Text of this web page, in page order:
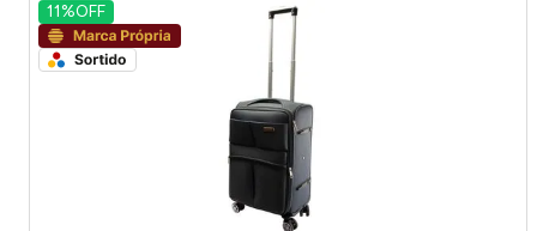
11%OFF